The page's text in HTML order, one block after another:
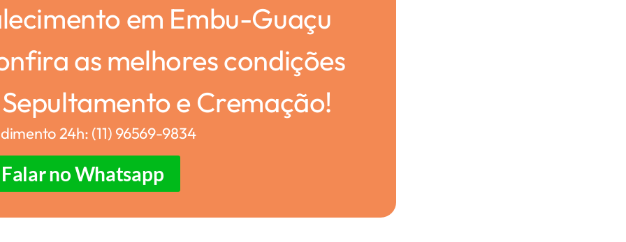
em Embu-Guaçu
as melhores condições
e Cremação!
24h: (11) 96569-9834
Falar no Whatsapp